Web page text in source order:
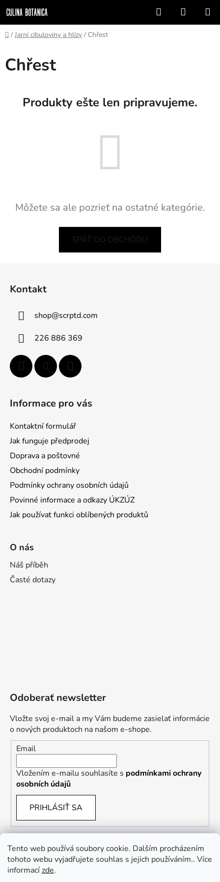
Tento web používá soubory cookie. Dalším procházením
tohoto webu vyjadřujete souhlas s jejich používáním.. Více
informacízde.
na
obsah
Hľadať
KOŠÍK
Domov
/ Jarní cibuloviny a hlízy / Chřest
Chřest
Produkty ešte len pripravujeme.
Môžete sa ale pozrieť na ostatné kategórie.
SPÄŤ DO OBCHODU
Kontakt
shop@scrptd.com
226 886 369
Informace pro vás
Kontaktní formulář
Jak funguje předprodej
Doprava a poštovné
Obchodní podmínky
Podmínky ochrany osobních údajů
Povinné informace a odkazy ÚKZÚZ
Jak používat funkci oblíbených produktů
O nás
Náš příběh
Časté dotazy
Odoberať newsletter
Vložte svoj e-mail a my Vám budeme zasielať informácie
o nových produktoch na našom e-shope.
Email
Vložením e-mailu souhlasíte s podmínkami ochrany
osobních údajů
PRIHLÁSIŤ SA